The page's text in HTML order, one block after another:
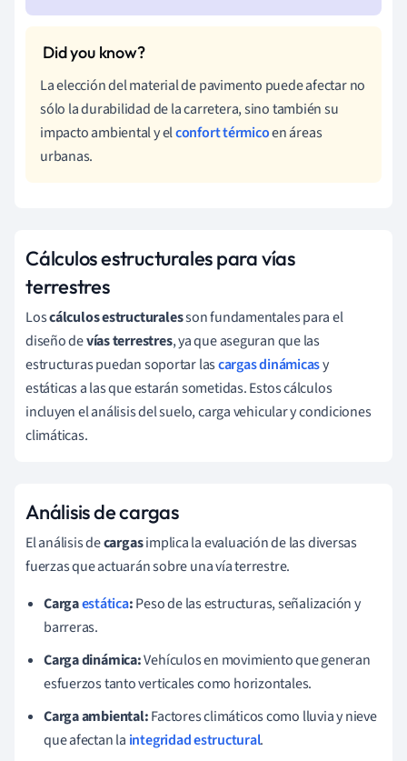
La elección del material de pavimento puede afectar no
sólo la durabilidad de la carretera, sino también su
impacto ambiental y elconfort térmicoen áreas
urbanas.
Cálculos estructurales para vías
terrestres
Loscálculos estructuralesson fundamentales para el
diseño devías terrestres, ya que aseguran que las
estructuras puedan soportar lascargas dinámicasy
estáticas a las que estarán sometidas. Estos cálculos
incluyen el análisis del suelo, carga vehicular y condiciones
climáticas.
Análisis de cargas
El análisis decargasimplica la evaluación de las diversas
fuerzas que actuarán sobre una vía terrestre.
Cargaestática:Peso de las estructuras, señalización y
barreras.
Carga dinámica:Vehículos en movimiento que generan
esfuerzos tanto verticales como horizontales.
Carga ambiental:Factores climáticos como lluvia y nieve
que afectan la integridad estructural.